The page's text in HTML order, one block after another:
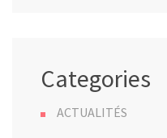
Categories
ACTUALITÉS